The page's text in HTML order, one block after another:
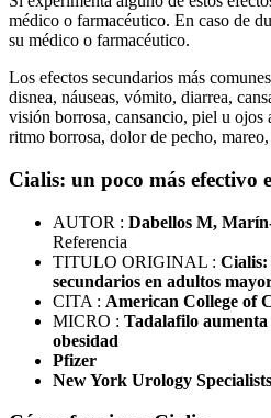
médico o farmacéutico. En caso de
su médico o farmacéutico.
Los efectos secundarios más
disnea, náuseas, vómito, diarrea,
visión borrosa, cansancio, piel u
ritmo borrosa, dolor de pecho,
Cialis: un poco más efectivo
AUTOR : Dabellos M,
Referencia
TITULO ORIGINAL : Cialis:
secundarios en adultos
CITA : American College of
MICRO : Tadalafilo aumenta
obesidad
Pfizer
New York Urology Specialists